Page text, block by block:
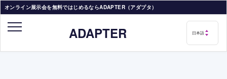
オンライン展示会を無料ではじめるならADAPTER（アダプタ）
ADAPTER